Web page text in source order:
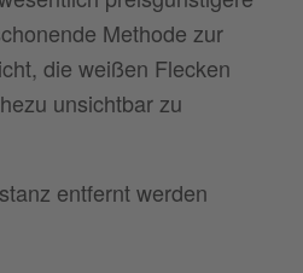
Methode zur
die weißen Flecken
unsichtbar zu
entfernt werden